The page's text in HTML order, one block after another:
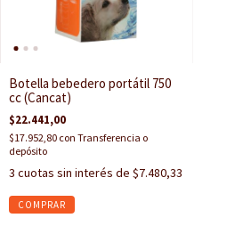
Botella bebedero portátil 750
cc (Cancat)
$22.441,00
$17.952,80 con Transferencia o
depósito
3 cuotas sin interés de $7.480,33